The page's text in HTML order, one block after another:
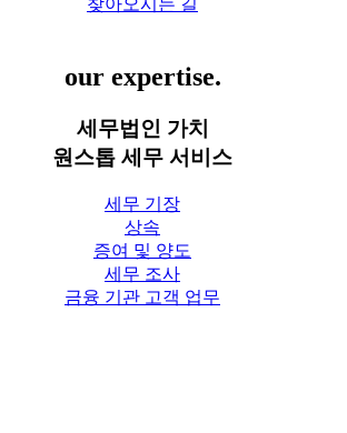
찾아오시는 길
our expertise.
세무법인 가치
원스톱 세무 서비스
세무 기장
상속
증여 및 양도
세무 조사
금융 기관 고객 업무